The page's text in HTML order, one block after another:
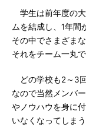
学生は前年度の
ムを結成し、1年間
その中でさまざま
それをチーム一丸
どの学校も2～3
なので当然メンバ
やノウハウを身に
いなくなってしま